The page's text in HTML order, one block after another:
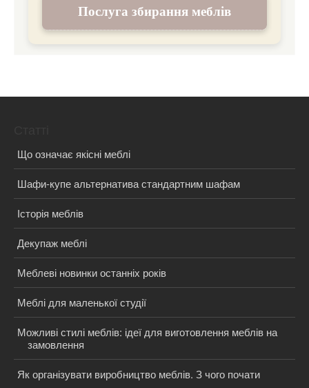
Послуга збирання меблів
Що означає якісні меблі
Шафи-купе альтернатива стандартним шафам
Історія меблів
Декупаж меблі
Меблеві новинки останніх років
Меблі для маленької студії
Можливі стилі меблів: ідеї для виготовлення меблів на
замовлення
Як організувати виробництво меблів. З чого почати